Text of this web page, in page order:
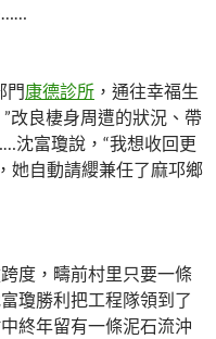
……
門康德診所 ，通往幸福生
改良棲身周遭的狀況、帶
沈富瓊說，“我想收回更
她自動請纓兼任了麻邛鄉
度，疇前村里只要一條
瓊勝利把工程隊領到了
終年留有一條泥石流沖